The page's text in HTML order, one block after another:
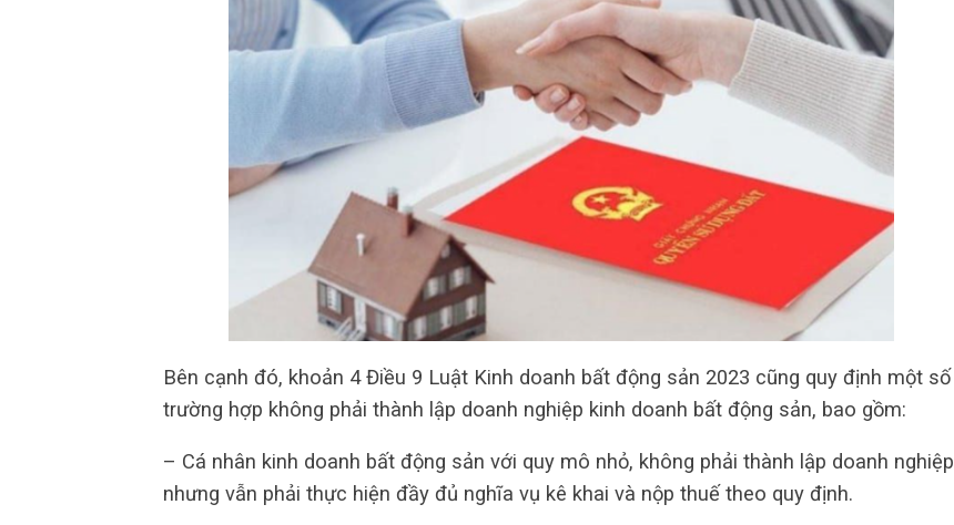
Bên cạnh đó, khoản 4 Điều 9 Luật Kinh doanh bất động sản 2023 cũng quy định một số
trường hợp không phải thành lập doanh nghiệp kinh doanh bất động sản, bao gồm:
– Cá nhân kinh doanh bất động sản với quy mô nhỏ, không phải thành lập doanh nghiệp
nhưng vẫn phải thực hiện đầy đủ nghĩa vụ kê khai và nộp thuế theo quy định.